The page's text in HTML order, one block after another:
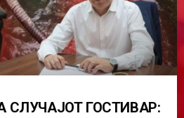
СЛУЧАЈОТ ГОСТИВАР: